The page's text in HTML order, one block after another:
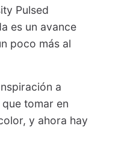
Pulsed
es un avance
poco más al
a
tomar en
y ahora hay